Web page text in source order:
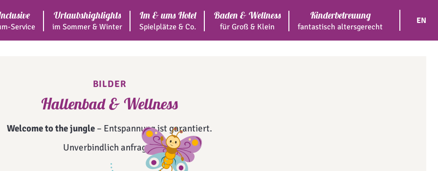
Service
Urlaubshighlights
im Sommer & Winter
Im & ums Hotel
Spielplätze & Co.
Baden & Wellness
für Groß & Klein
Kinderbetreuung
fantastisch altersgerecht
EN
BILDER
Hallenbad & Wellness
Welcome to the jungle – Entspannung ist garantiert.
Unverbindlich anfragen